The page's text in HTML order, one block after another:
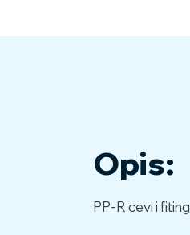
Opis:
PP-R cevi i fiting